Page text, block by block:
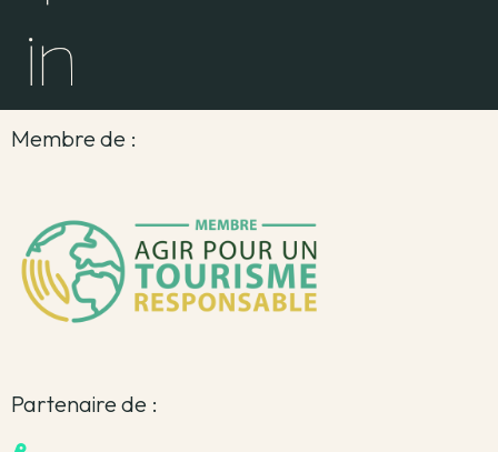
Membre de :
Partenaire de :